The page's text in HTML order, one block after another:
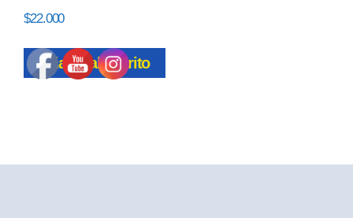
$22.000
Añadir al carrito